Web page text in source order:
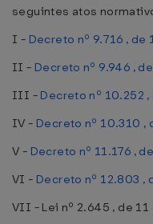
seguintes atos
I - Decreto nº 9.716 ,
II - Decreto nº 9.946 ,
III - Decreto nº 10.252
IV - Decreto nº 10.310
V - Decreto nº 11.176 ,
VI - Decreto nº 12.803 ,
VII - Lei nº 2.645 , de 11